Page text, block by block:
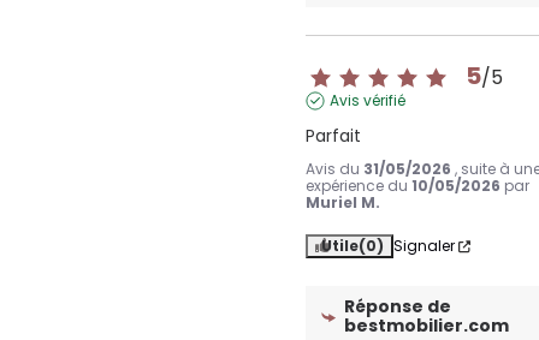
5/5
Avis vérifié
Parfait
Avis du 31/05/2026 , suite à
expérience du10/05/2026 par
Muriel M.
Utile(0) Signaler
Réponse de
bestmobilier.com